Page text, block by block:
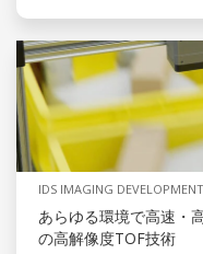
IDS IMAGING
あらゆる環境で高速・
の高解像度TOF技術